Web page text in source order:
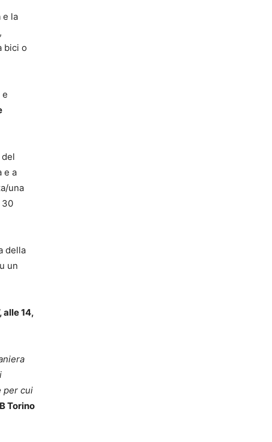
e la
,
bici o
e
e a
una
30
della
un
alle 14,
per cui
Torino